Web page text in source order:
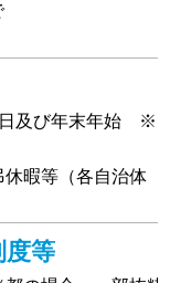
日及び年末年始 ※
暇等（各自治体
度等